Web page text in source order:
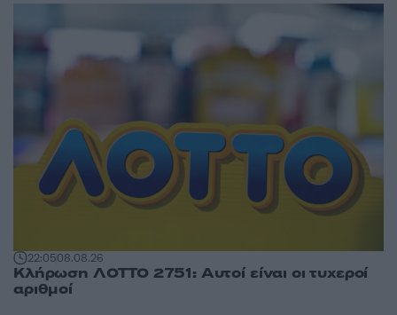
22:0508.08.26
Κλήρωση ΛΟΤΤΟ 2751: Αυτοί είναι οι τυχεροί
αριθμοί